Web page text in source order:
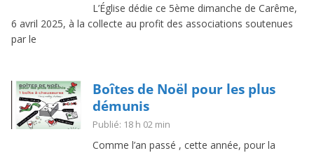
L’Église dédie ce 5ème dimanche de Carême,
6 avril 2025, à la collecte au profit des associations soutenues
par le
Boîtes de Noël pour les plus
démunis
Publié: 18 h 02 min
Comme l’an passé , cette année, pour la